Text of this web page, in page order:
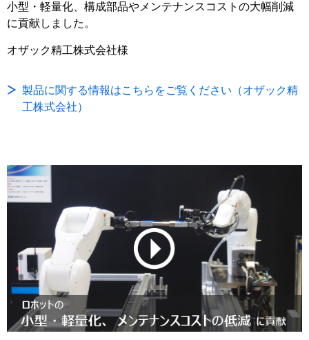
小型・軽量化、構成部品やメンテナンスコストの大幅削減
に貢献しました。
オザック精工株式会社様
製品に関する情報はこちらをご覧ください（オザック精
工株式会社）